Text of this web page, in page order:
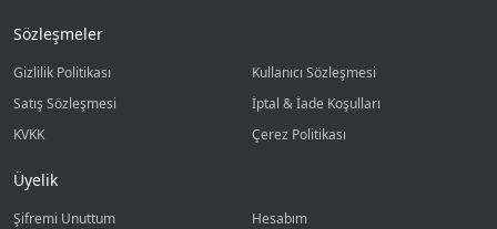
Sözleşmeler
Gizlilik Politikası
Kullanıcı Sözleşmesi
Satış Sözleşmesi
İptal & İade Koşulları
KVKK
Çerez Politikası
Üyelik
Şifremi Unuttum
Hesabım